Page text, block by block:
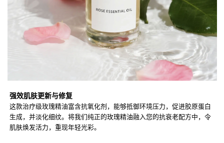
强效肌肤更新与修复
这款治疗级玫瑰精油富含抗氧化剂，能够抵御环境压力，促进胶原蛋白
生成，并淡化细纹。将我们纯正的玫瑰精油融入您的抗衰老配方中，令
肌肤焕发活力，重现年轻光彩。